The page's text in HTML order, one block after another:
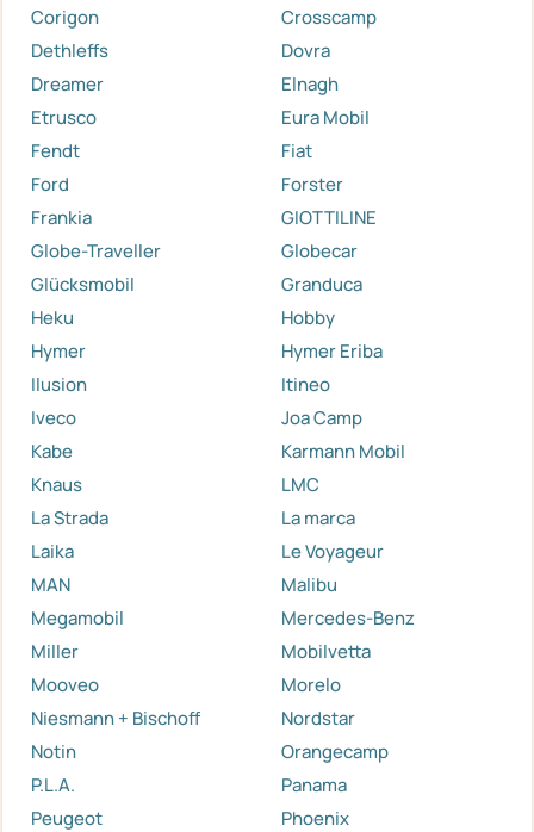
Corigon
Crosscamp
Dethleffs
Dovra
Dreamer
Elnagh
Etrusco
Eura Mobil
Fendt
Fiat
Ford
Forster
Frankia
GIOTTILINE
Globe-Traveller
Globecar
Glücksmobil
Granduca
Heku
Hobby
Hymer
Hymer Eriba
Ilusion
Itineo
Iveco
Joa Camp
Kabe
Karmann Mobil
Knaus
LMC
La Strada
La marca
Laika
Le Voyageur
MAN
Malibu
Megamobil
Mercedes-Benz
Miller
Mobilvetta
Mooveo
Morelo
Niesmann + Bischoff
Nordstar
Notin
Orangecamp
P.L.A.
Panama
Peugeot
Phoenix